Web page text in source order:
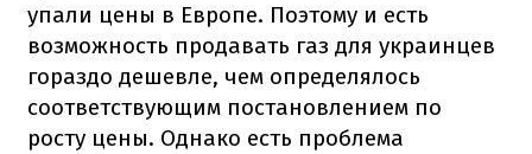
упали цены в Европе. Поэтому и есть
возможность продавать газ для украинцев
гораздо дешевле, чем определялось
соответствующим постановлением по
росту цены. Однако есть проблема